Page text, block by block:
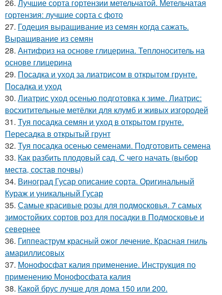
26. Лучшие сорта гортензии метельчатой. Метельчатая
гортензия: лучшие сорта с фото
27. Годеция выращивание из семян когда сажать.
Выращивание из семян
28. Антифриз на основе глицерина. Теплоноситель на
основе глицерина
29. Посадка и уход за лиатрисом в открытом грунте.
Посадка и уход
30. Лиатрис уход осенью подготовка к зиме. Лиатрис:
восхитительные метёлки для клумб и живых изгородей
31. Туя посадка семян и уход в открытом грунте.
Пересадка в открытый грунт
32. Туя посадка осенью семенами. Подготовить семена
33. Как разбить плодовый сад. С чего начать (выбор
места, состав почвы)
34. Виноград Гусар описание сорта. Оригинальный
Кураж и уникальный Гусар
35. Самые красивые розы для подмосковья. 7 самых
зимостойких сортов роз для посадки в Подмосковье и
севернее
36. Гиппеаструм красный ожог лечение. Красная гниль
амариллисовых
37. Монофосфат калия применение. Инструкция по
применению Монофосфата калия
38. Какой брус лучше для дома 150 или 200.